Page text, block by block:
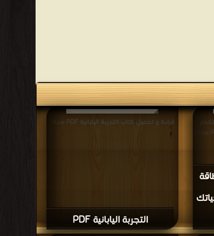
التجربة اليابانية PDF
قراءة و تحميل كتاب التجربة اليابانية PDF مجانا